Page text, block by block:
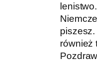
również